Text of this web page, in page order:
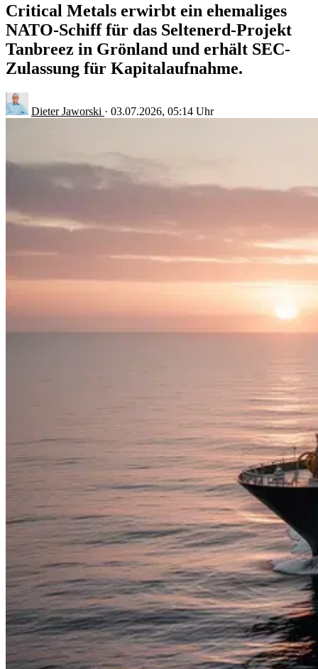
Critical Metals erwirbt ein ehemaliges
NATO-Schiff für das Seltenerd-Projekt
Tanbreez in Grönland und erhält SEC-
Zulassung für Kapitalaufnahme.
Dieter Jaworski · 03.07.2026, 05:14 Uhr